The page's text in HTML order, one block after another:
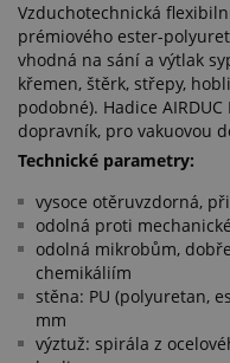
Vzduchotechnická
prémiového ester-
vhodná na sání a výtlak
křemen, štěrk, střepy,
podobné). Hadice
dopravník, pro vakuovou
Technické parametry:
vysoce otěruvzdorná,
odolná proti
odolná mikrobům,
chemikáliím
stěna: PU (polyuretan,
mm
výztuž: spirála z